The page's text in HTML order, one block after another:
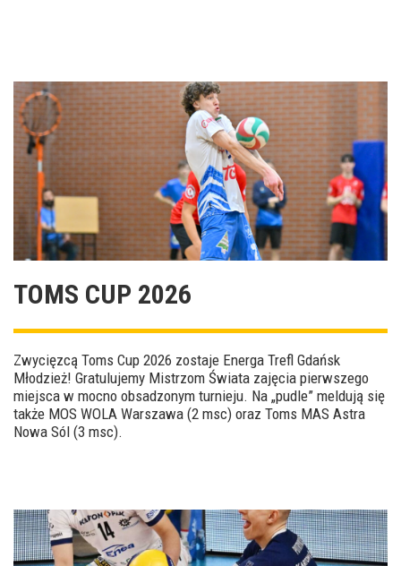
TOMS CUP 2026
Zwycięzcą Toms Cup 2026 zostaje Energa Trefl Gdańsk
Młodzież! Gratulujemy Mistrzom Świata zajęcia pierwszego
miejsca w mocno obsadzonym turnieju. Na „pudle” meldują się
także MOS WOLA Warszawa (2 msc) oraz Toms MAS Astra
Nowa Sól (3 msc).